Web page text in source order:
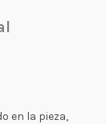
en la pieza,